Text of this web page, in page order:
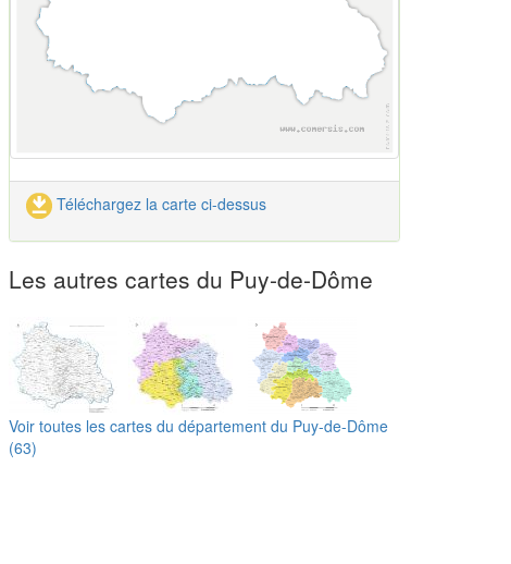
Téléchargez la carte ci-dessus
Les autres cartes du Puy-de-Dôme
Voir toutes les cartes du département du Puy-de-Dôme
(63)